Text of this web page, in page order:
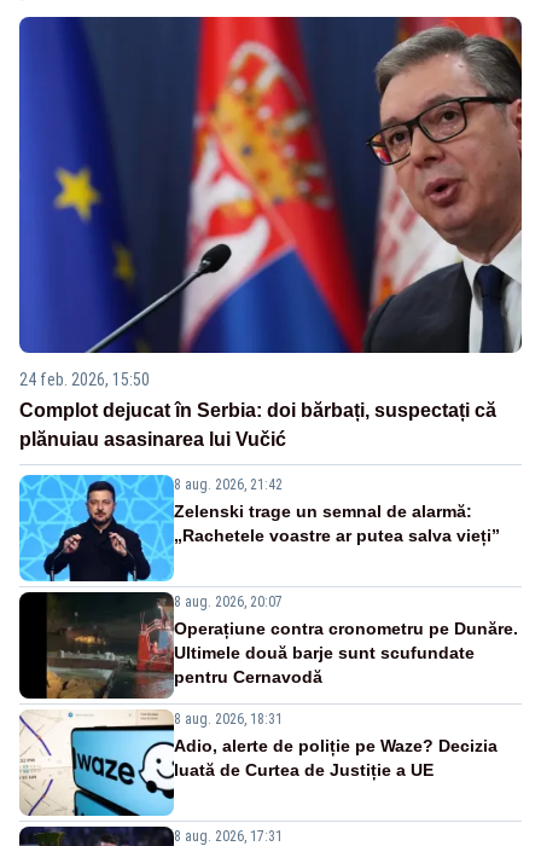
24 feb. 2026, 15:50
Complot dejucat în Serbia: doi bărbați, suspectați că
plănuiau asasinarea lui Vučić
8 aug. 2026, 21:42
Zelenski trage un semnal de alarmă:
„Rachetele voastre ar putea salva vieți”
8 aug. 2026, 20:07
Operațiune contra cronometru pe Dunăre.
Ultimele două barje sunt scufundate
pentru Cernavodă
8 aug. 2026, 18:31
Adio, alerte de poliție pe Waze? Decizia
luată de Curtea de Justiție a UE
8 aug. 2026, 17:31